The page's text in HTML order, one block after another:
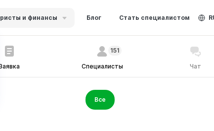
и финансы Блог Стать специалистом
Специалисты
151
Чат
Все